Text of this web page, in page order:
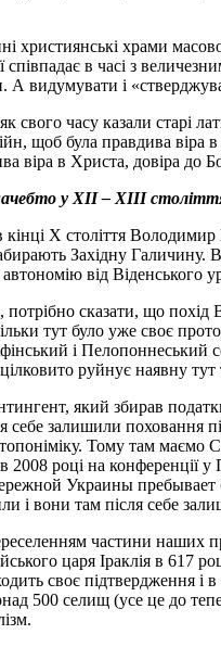
храми
в часі з
видумувати і
часу казали старі
щоб була правдива віра
віра в Христа, довіра
у ХІІ – ХІІІ
кінці Х століття
Західну
від Віденського
сказати, що
тут було уже своє
і Пелопоннеський
руйнує наявну тут
який збирав
себе залишили
Тому там маємо
в 2008 році на
Украины
і вони там після себе
частини наших
царя Іраклія в 617
своє підтвердження і
500 селищ (усе це до